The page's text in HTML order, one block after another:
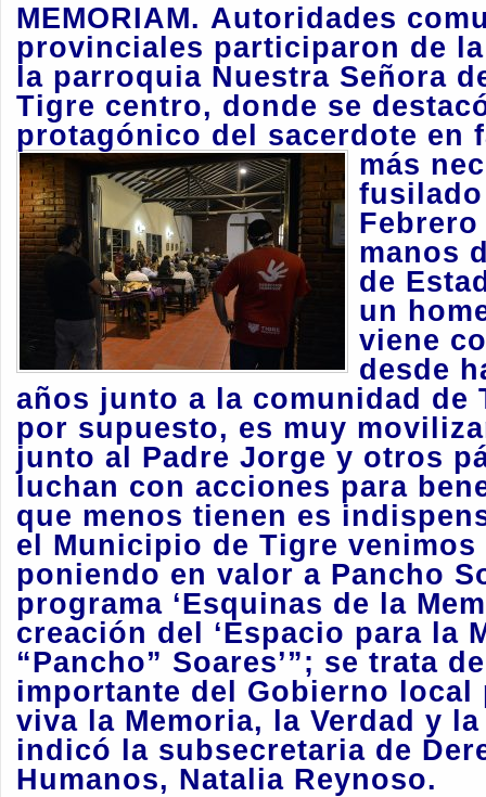
MEMORIAM. Autoridades
provinciales participaron de
la parroquia Nuestra Señora
Tigre centro, donde se
protagónico del sacerdote en
más
Febrero
manos
de E
un
viene
desde
años junto a la comunidad de
por supuesto, es muy
junto al Padre Jorge y otros
luchan con acciones para
que menos tienen es
el Municipio de Tigre
poniendo en valor a Pancho
programa ‘Esquinas de la
creación del ‘Espacio para la
“Pancho” Soares’”; se trata
importante del Gobierno local
viva la Memoria, la Verdad y
indicó la subsecretaria de
Humanos, Natalia Reynoso.